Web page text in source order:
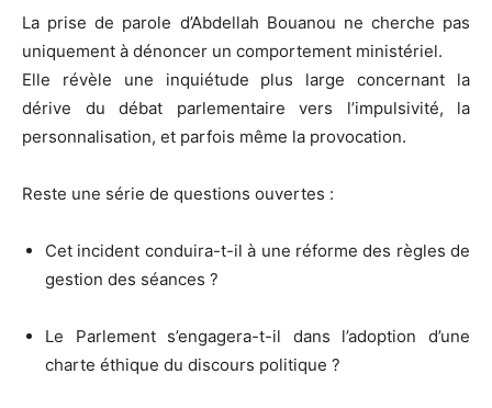
La prise de parole d’Abdellah Bouanou ne cherche pas
uniquement à dénoncer un comportement ministériel.
Elle révèle une inquiétude plus large concernant la
dérive du débat parlementaire vers l’impulsivité, la
personnalisation, et parfois même la provocation.
Reste une série de questions ouvertes :
Cet incident conduira-t-il à une réforme des règles de
gestion des séances ?
Le Parlement s’engagera-t-il dans l’adoption d’une
charte éthique du discours politique ?